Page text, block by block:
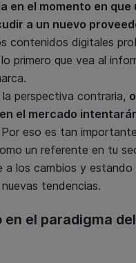
en el momento en que
a un nuevo
contenidos digitales
primero que vea al
la perspectiva contraria,
el mercado
Por eso es tan
un referente en tu
a los cambios y estando
tendencias.
en el paradigma